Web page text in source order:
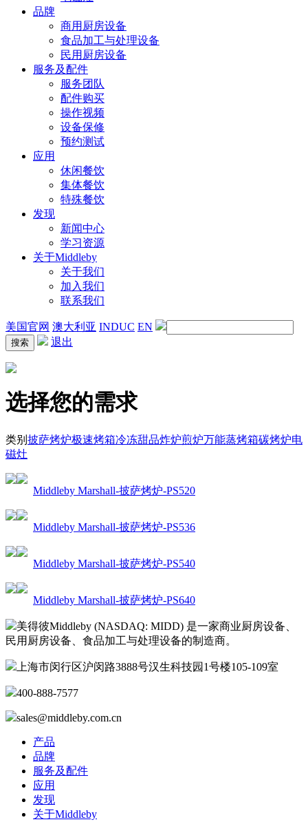
品牌
商用厨房设备
食品加工与处理设备
民用厨房设备
服务及配件
服务团队
配件购买
操作视频
设备保修
预约测试
应用
休闲餐饮
集体餐饮
特殊餐饮
发现
新闻中心
学习资源
关于Middleby
关于我们
加入我们
联系我们
美国官网 澳大利亚 INDUC EN
退出
选择您的需求
类别 披萨烤炉极速烤箱冷冻甜品炸炉煎炉万能蒸烤箱碳烤炉电
磁灶
Middleby Marshall-披萨烤炉-PS520
Middleby Marshall-披萨烤炉-PS536
Middleby Marshall-披萨烤炉-PS540
Middleby Marshall-披萨烤炉-PS640
美得彼Middleby (NASDAQ: MIDD) 是一家商业厨房设备、
民用厨房设备、食品加工与处理设备的制造商。
上海市闵行区沪闵路3888号汉生科技园1号楼105-109室
400-888-7577
sales@middleby.com.cn
产品
品牌
服务及配件
应用
发现
关于Middleby